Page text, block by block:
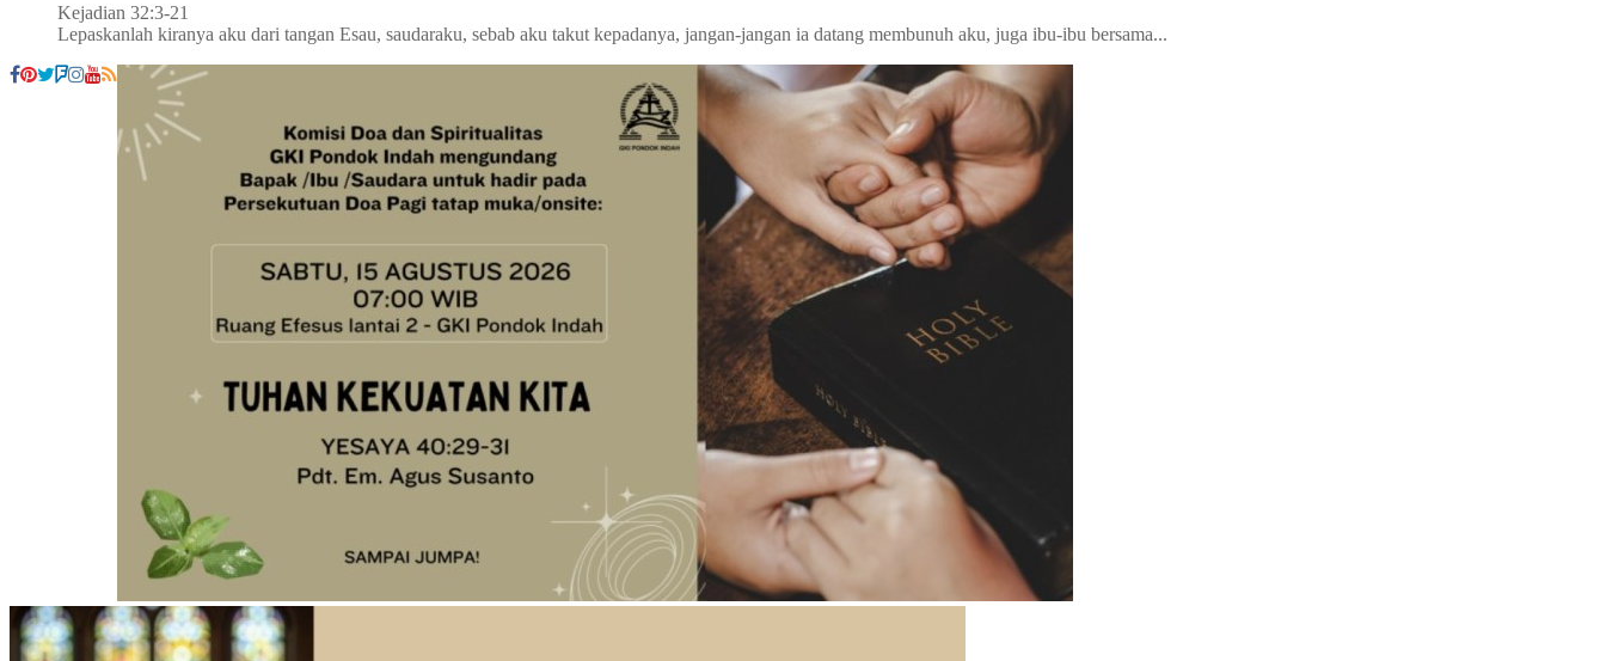
Kejadian 32:3-21
Lepaskanlah kiranya aku dari tangan Esau, saudaraku, sebab aku takut kepadanya, jangan-jangan ia datang membunuh aku, juga ibu-ibu bersama...